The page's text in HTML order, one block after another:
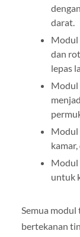
darat.
Modul
dan
lepas
Modul
Modul
Modul
untuk
Semua
bertekanan